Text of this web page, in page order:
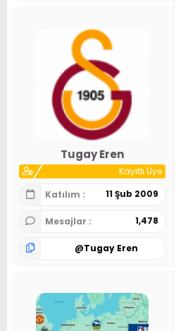
Tugay Eren
Kayıtlı Üye
Katılım
11 Şub 2009
Mesajlar 1,478
@Tugay Eren